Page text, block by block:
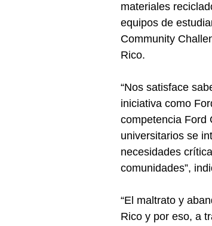
materiales
equipos de
Community
Rico.
“Nos satisface
iniciativa como
competencia Ford
universitarios se
necesidades
comunidades”,
“El maltrato y
Rico y por eso, a